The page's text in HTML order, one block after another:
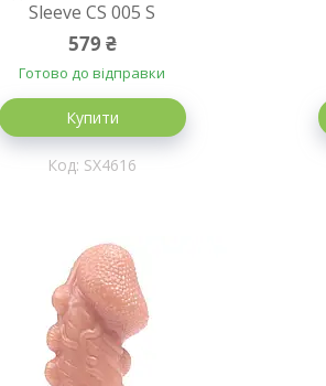
Sleeve CS 005 S
579 ₴
Готово до відправки
Купити
SX4616